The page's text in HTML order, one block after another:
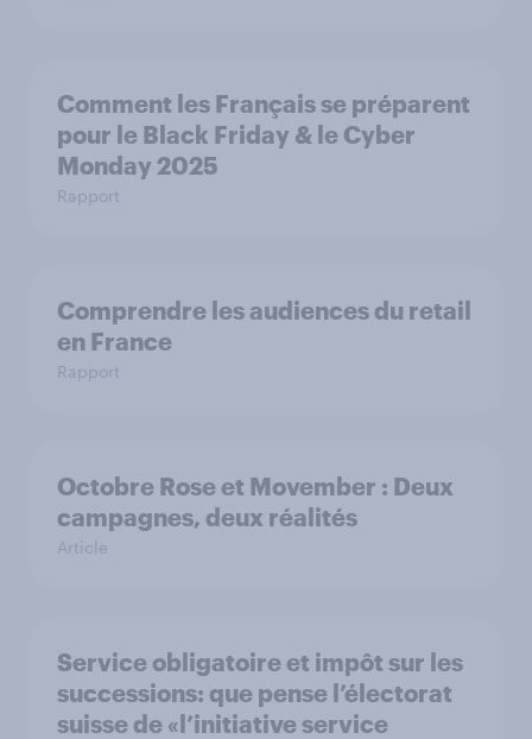
Comment les Français se préparent
pour le Black Friday & le Cyber
Monday 2025
Rapport
Comprendre les audiences du retail
en France
Rapport
Octobre Rose et Movember : Deux
campagnes, deux réalités
Article
Service obligatoire et impôt sur les
successions: que pense l’électorat
suisse de «l’initiative service